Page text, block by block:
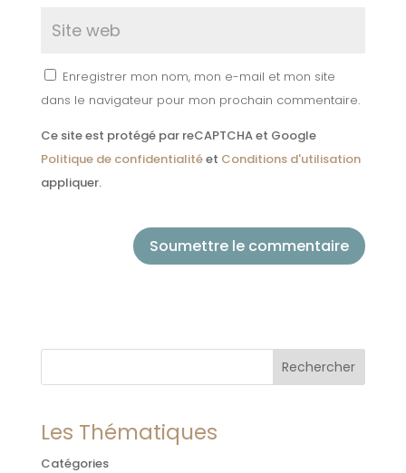
Enregistrer mon nom, mon e-mail et mon site
dans le navigateur pour mon prochain commentaire.
Ce site est protégé par reCAPTCHA et Google
Politique de confidentialitéet Conditions d'utilisation
appliquer.
Soumettre le commentaire
Rechercher
Les Thématiques
Catégories